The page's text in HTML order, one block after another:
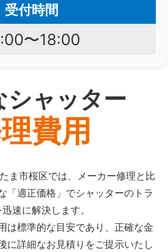
受付時間
〜18:00
シャッター
費用
ま市桜区では、メーカー修理と比
「適正価格」でシャッターのトラ
速に解決します。
は標準的な目安であり、正確な金
に詳細なお見積りをご提示いたし